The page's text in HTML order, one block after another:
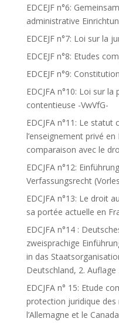
EDCEJF n°6:
administrative
EDCEJF n°7: Loi sur la
EDCEJF n°8: Etudes
EDCEJF n°9:
EDCJFA n°10: Loi sur
contentieuse -VwVfG-
EDCJFA n°11: Le
l’enseignement privé
comparaison avec le
EDCJFA n°12:
Verfassungsrecht
EDCJFA n°13: Le droit
sa portée actuelle en
EDCJFA n°14 :
zweisprachige
in das
Deutschland, 2. Auflage
EDCJFA n° 15: Etude
protection juridique
l’Allemagne et le Canada